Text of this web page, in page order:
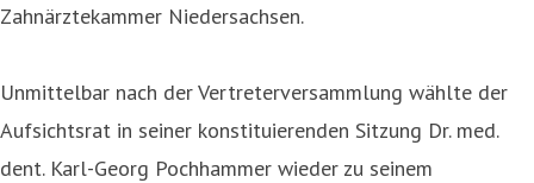
Zahnärztekammer Niedersachsen.
Unmittelbar nach der Vertreterversammlung wählte der
Aufsichtsrat in seiner konstituierenden Sitzung Dr. med.
dent. Karl-Georg Pochhammer wieder zu seinem